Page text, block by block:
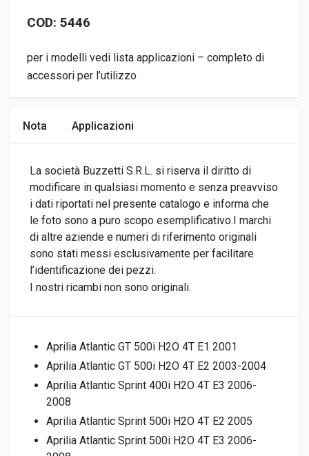
COD: 5446
per i modelli vedi lista applicazioni – completo di
accessori per l’utilizzo
Nota Applicazioni
La società Buzzetti S.R.L. si riserva il diritto di
modificare in qualsiasi momento e senza preavviso
i dati riportati nel presente catalogo e informa che
le foto sono a puro scopo esemplificativo.I marchi
di altre aziende e numeri di riferimento originali
sono stati messi esclusivamente per facilitare
l’identificazione dei pezzi.
I nostri ricambi non sono originali.
Aprilia Atlantic GT 500i H2O 4T E1 2001
Aprilia Atlantic GT 500i H2O 4T E2 2003-2004
Aprilia Atlantic Sprint 400i H2O 4T E3 2006-
2008
Aprilia Atlantic Sprint 500i H2O 4T E2 2005
Aprilia Atlantic Sprint 500i H2O 4T E3 2006-